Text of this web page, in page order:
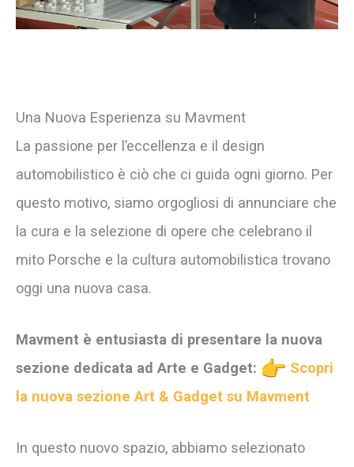
Una Nuova Esperienza su Mavment
La passione per l’eccellenza e il design
automobilistico è ciò che ci guida ogni giorno. Per
questo motivo, siamo orgogliosi di annunciare che
la cura e la selezione di opere che celebrano il
mito Porsche e la cultura automobilistica trovano
oggi una nuova casa.
Mavment è entusiasta di presentare la nuova
sezione dedicata ad Arte e Gadget:
Scopri
la nuova sezione Art & Gadget su Mavment
In questo nuovo spazio, abbiamo selezionato